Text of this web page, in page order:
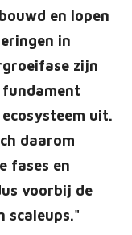
en lopen
in
zijn
uit.
daarom
fases en
voorbij de
scaleups.